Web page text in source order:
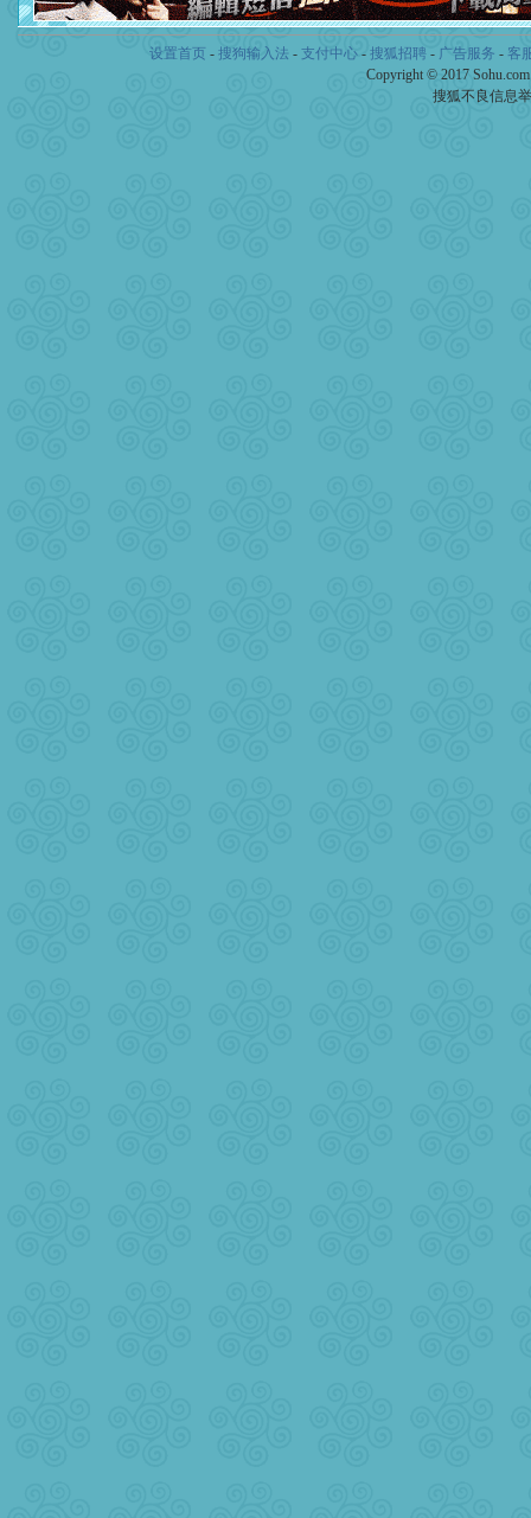
[春节]风柔雨润好月圆，半
颜！冬去春来似水如烟，
道一声平安！新年吉祥万事
[春节]
传说薰衣草有四片
片叶子是希望，第三片叶
送你一棵薰衣草，愿你新年
设置首页 - 搜狗输入法 - 支付中心- 搜狐招聘- 广告服务 - 客
Copyright © 2017
搜狐不良信息